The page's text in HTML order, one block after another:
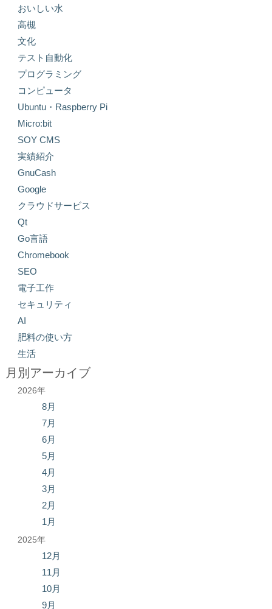
おいしい水
高槻
文化
テスト自動化
プログラミング
コンピュータ
Ubuntu・Raspberry Pi
Micro:bit
SOY CMS
実績紹介
GnuCash
Google
クラウドサービス
Qt
Go言語
Chromebook
SEO
電子工作
セキュリティ
AI
肥料の使い方
生活
月別アーカイブ
2026年
8月
7月
6月
5月
4月
3月
2月
1月
2025年
12月
11月
10月
9月